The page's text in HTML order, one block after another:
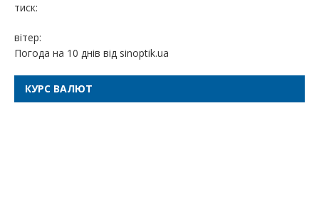
тиск:
вітер:
Погода на 10 днів від sinoptik.ua
КУРС ВАЛЮТ